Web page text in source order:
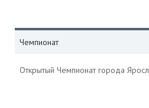
Чемпионат
Открытый Чемпионат города